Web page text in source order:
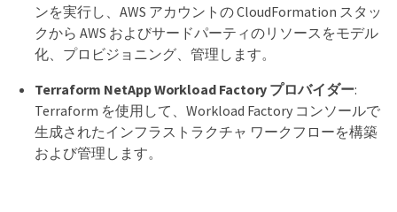
ンを実行し、AWS アカウントの CloudFormation スタッ
クから AWS およびサードパーティのリソースをモデル
化、プロビジョニング、管理します。
Terraform NetApp Workload Factory プロバイダー:
Terraform を使用して、Workload Factory コンソールで
生成されたインフラストラクチャ ワークフローを構築
および管理します。